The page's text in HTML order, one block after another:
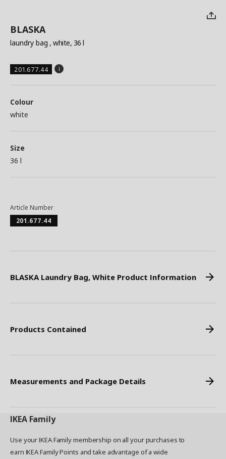
BLASKA
laundry bag , white, 36 l
201.677.44
Colour
white
Size
36 l
Article Number
201.677.44
BLASKA Laundry Bag, White Product Information
Products Contained
Measurements and Package Details
IKEA Family
Use your IKEA Family membership on all your purchases to
earn IKEA Family Points and take advantage of a wide